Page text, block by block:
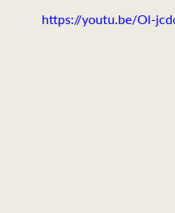
https://youtu.be/Ol-